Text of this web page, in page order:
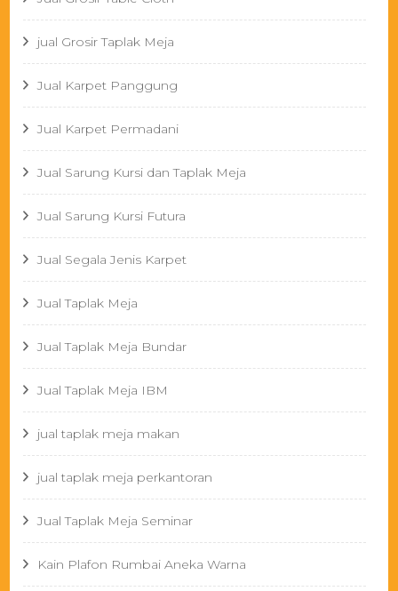
jual Grosir Taplak Meja
Jual Karpet Panggung
Jual Karpet Permadani
Jual Sarung Kursi dan Taplak Meja
Jual Sarung Kursi Futura
Jual Segala Jenis Karpet
Jual Taplak Meja
Jual Taplak Meja Bundar
Jual Taplak Meja IBM
jual taplak meja makan
jual taplak meja perkantoran
Jual Taplak Meja Seminar
Kain Plafon Rumbai Aneka Warna